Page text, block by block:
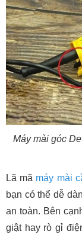
Máy mài góc
Lã mã máy mài
bạn có thể dễ
an toàn. Bên
giật hay rò gỉ